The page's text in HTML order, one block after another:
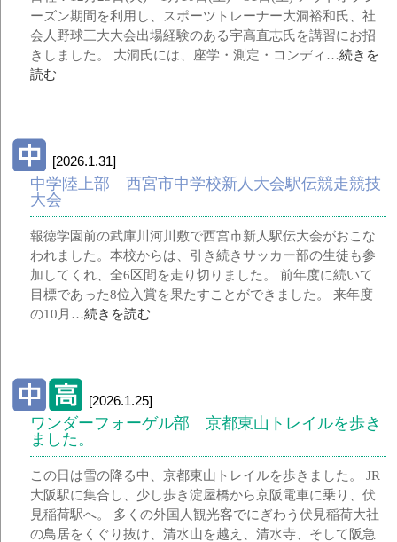
ーズン期間を利用し、スポーツトレーナー大洞裕和氏、社
会人野球三大大会出場経験のある宇高直志氏を講習にお招
きしました。 大洞氏には、座学・測定・コンディ…続きを
読む
[2026.1.31]
中学陸上部 西宮市中学校新人大会駅伝競走競技
大会
報徳学園前の武庫川河川敷で西宮市新人駅伝大会がおこな
われました。本校からは、引き続きサッカー部の生徒も参
加してくれ、全6区間を走り切りました。 前年度に続いて
目標であった8位入賞を果たすことができました。 来年度
の10月…続きを読む
[2026.1.25]
ワンダーフォーゲル部 京都東山トレイルを歩き
ました。
この日は雪の降る中、京都東山トレイルを歩きました。 JR
大阪駅に集合し、少し歩き淀屋橋から京阪電車に乗り、伏
見稲荷駅へ。 多くの外国人観光客でにぎわう伏見稲荷大社
の鳥居をくぐり抜け、清水山を越え、清水寺、そして阪急